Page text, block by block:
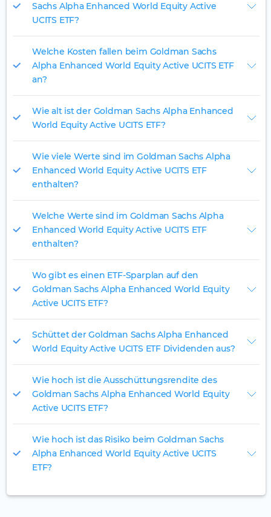
Sachs Alpha Enhanced World Equity Active
UCITS ETF?
Welche Kosten fallen beim Goldman Sachs
Alpha Enhanced World Equity Active UCITS ETF
an?
Wie alt ist der Goldman Sachs Alpha Enhanced
World Equity Active UCITS ETF?
Wie viele Werte sind im Goldman Sachs Alpha
Enhanced World Equity Active UCITS ETF
enthalten?
Welche Werte sind im Goldman Sachs Alpha
Enhanced World Equity Active UCITS ETF
enthalten?
Wo gibt es einen ETF-Sparplan auf den
Goldman Sachs Alpha Enhanced World Equity
Active UCITS ETF?
Schüttet der Goldman Sachs Alpha Enhanced
World Equity Active UCITS ETF Dividenden aus?
Wie hoch ist die Ausschüttungsrendite des
Goldman Sachs Alpha Enhanced World Equity
Active UCITS ETF?
Wie hoch ist das Risiko beim Goldman Sachs
Alpha Enhanced World Equity Active UCITS
ETF?